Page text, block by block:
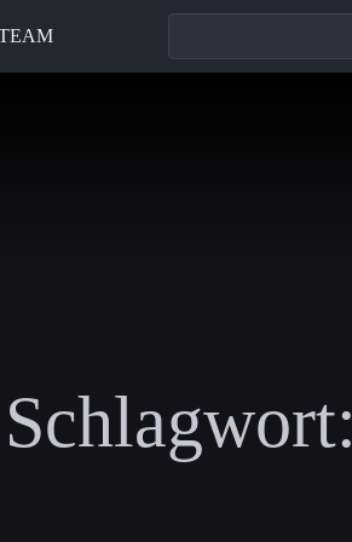
Schlagwort: